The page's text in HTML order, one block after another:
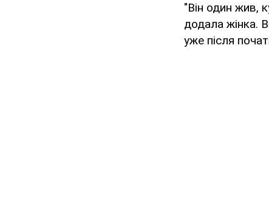
"Він один жив,
додала жінка.
уже після